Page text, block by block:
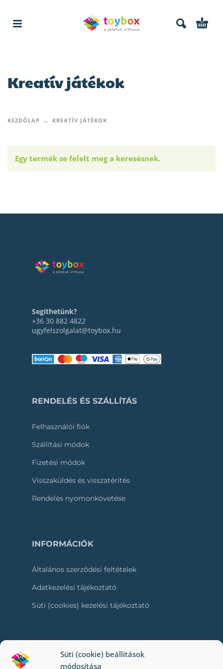
Süti (cookie) beállítások
módosítása
Kreatív játékok
KEZDŐLAP KREATÍV JÁTÉKOK
Egy termék se felelt meg a keresésnek.
Segíthetünk?
+36 30 882 4822
ugyfelszolgalat@toybox.hu
RENDELÉS ÉS SZÁLLÍTÁS
Felhasználói fiók
Szállítási módok
Fizetési módok
Visszaküldés és visszatérítés
Rendelés nyomonkövetése
INFORMÁCIÓK
Általános szerződési feltételek
Adatkezelési tájékoztató
Süti (cookies) kezelési tájékoztató
RÓLUNK